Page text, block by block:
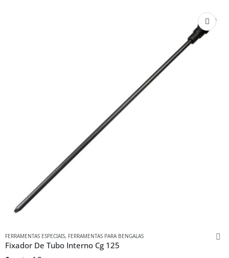
FERRAMENTAS ESPECIAIS, FERRAMENTAS PARA BENGALAS
Fixador De Tubo Interno Cg 125